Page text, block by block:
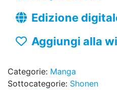
Edizione
Aggiungi alla
Categorie: Manga
Sottocategorie: Shonen